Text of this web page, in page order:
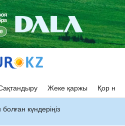
Жеке қаржы Қор
күндеріңіз